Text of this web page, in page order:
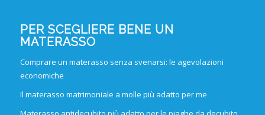
PER SCEGLIERE BENE UN
MATERASSO
Comprare un materasso senza svenarsi: le agevolazioni
economiche
Il materasso matrimoniale a molle più adatto per me